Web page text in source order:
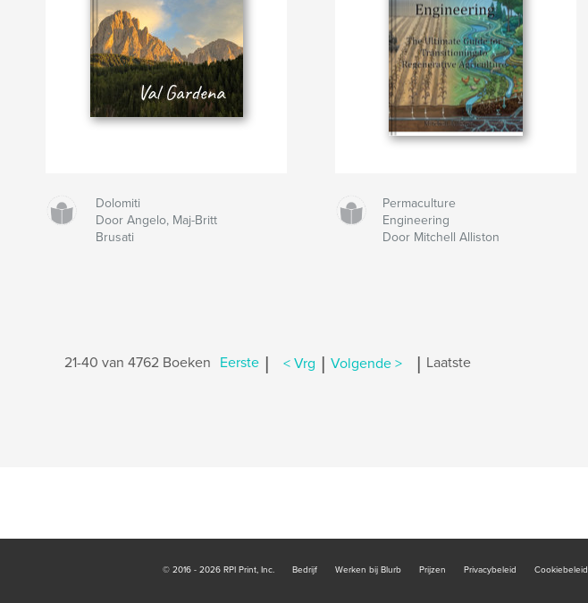
Dolomiti
Door Angelo, Maj-Britt
Brusati
Permaculture
Engineering
Door Mitchell Alliston
21-40 van 4762 Boeken Eerste < Vrg Volgende > Laatste
© 2016 - 2026 RPI Print, Inc. Bedrijf Werken bij Blurb Prijzen Privacybeleid Cookiebeleid